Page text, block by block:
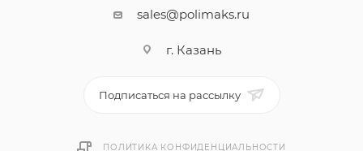
sales@polimaks.ru
г. Казань
Подписаться на рассылку
ПОЛИТИКА КОНФИДЕНЦИАЛЬНОСТИ